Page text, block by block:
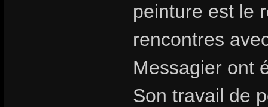
peinture est le
rencontres
Messagier ont
Son travail de